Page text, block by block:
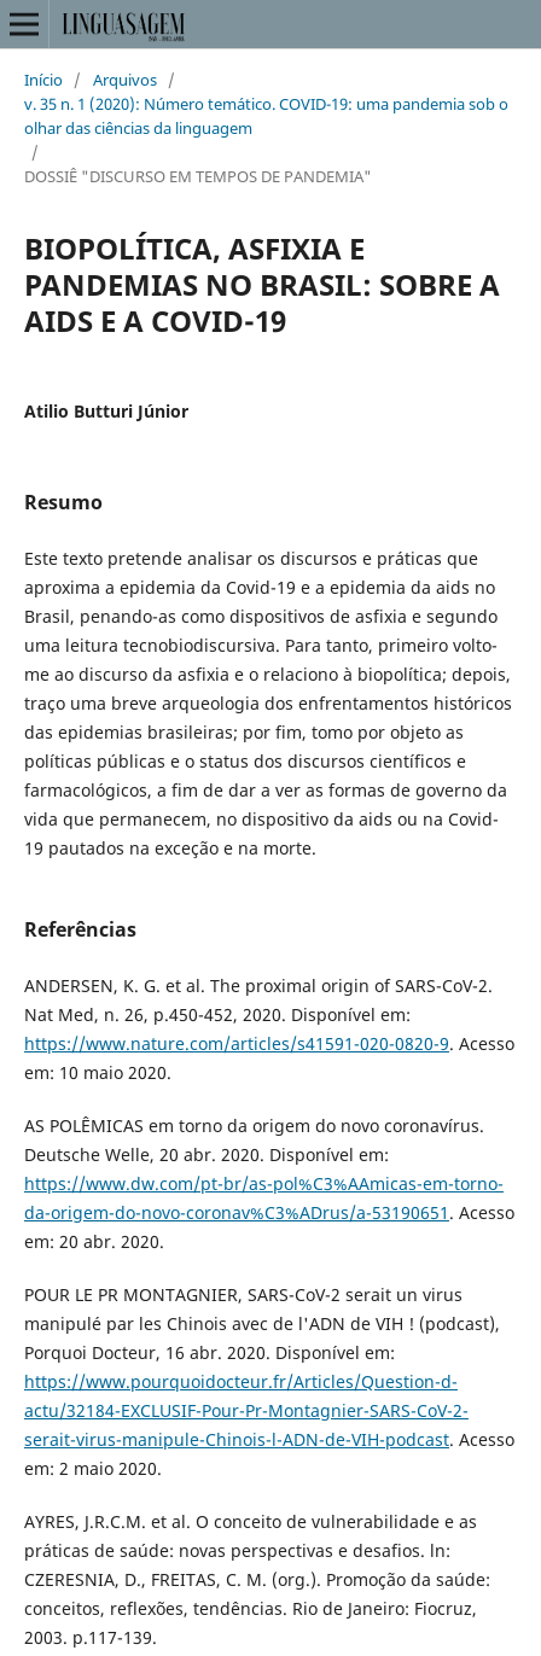
Início / Arquivos /
v. 35 n. 1 (2020): Número temático. COVID-19: uma pandemia sob o
olhar das ciências da linguagem
/
DOSSIÊ "DISCURSO EM TEMPOS DE PANDEMIA"
BIOPOLÍTICA, ASFIXIA E
PANDEMIAS NO BRASIL: SOBRE A
AIDS E A COVID-19
Atilio Butturi Júnior
Resumo
Este texto pretende analisar os discursos e práticas que
aproxima a epidemia da Covid-19 e a epidemia da aids no
Brasil, penando-as como dispositivos de asfixia e segundo
uma leitura tecnobiodiscursiva. Para tanto, primeiro volto-
me ao discurso da asfixia e o relaciono à biopolítica; depois,
traço uma breve arqueologia dos enfrentamentos históricos
das epidemias brasileiras; por fim, tomo por objeto as
políticas públicas e o status dos discursos científicos e
farmacológicos, a fim de dar a ver as formas de governo da
vida que permanecem, no dispositivo da aids ou na Covid-
19 pautados na exceção e na morte.
Referências
ANDERSEN, K. G. et al. The proximal origin of SARS-CoV-2.
Nat Med, n. 26, p.450-452, 2020. Disponível em:
https://www.nature.com/articles/s41591-020-0820-9. Acesso
em: 10 maio 2020.
AS POLÊMICAS em torno da origem do novo coronavírus.
Deutsche Welle, 20 abr. 2020. Disponível em:
https://www.dw.com/pt-br/as-pol%C3%AAmicas-em-torno-
da-origem-do-novo-coronav%C3%ADrus/a-53190651 . Acesso
em: 20 abr. 2020.
POUR LE PR MONTAGNIER, SARS-CoV-2 serait un virus
manipulé par les Chinois avec de l'ADN de VIH ! (podcast),
Porquoi Docteur, 16 abr. 2020. Disponível em:
https://www.pourquoidocteur.fr/Articles/Question-d-
actu/32184-EXCLUSIF-Pour-Pr-Montagnier-SARS-CoV-2-
serait-virus-manipule-Chinois-l-ADN-de-VIH-podcast. Acesso
em: 2 maio 2020.
AYRES, J.R.C.M. et al. O conceito de vulnerabilidade e as
práticas de saúde: novas perspectivas e desafios. ln:
CZERESNIA, D., FREITAS, C. M. (org.). Promoção da saúde:
conceitos, reflexões, tendências. Rio de Janeiro: Fiocruz,
2003. p.117-139.